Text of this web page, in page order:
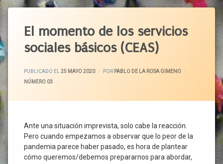
El momento de los servicios
sociales básicos (CEAS)
PUBLICADO EL 25 MAYO 2020 POR PABLO DE LA ROSA GIMENO
CATEGORÍAS:
NÚMERO 03
Ante una situación imprevista, solo cabe la reacción.
Pero cuando empezamos a observar que lo peor de la
pandemia parece haber pasado, es hora de plantear
cómo queremos/debemos prepararnos para abordar,
Abandono
Atención
Atención
Personal
Profesional
Brecha
Tecnológica